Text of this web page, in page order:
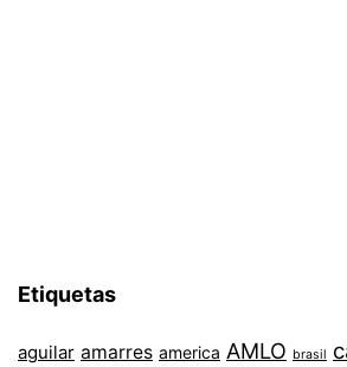
Etiquetas
aguilar amarres america AMLO brasil